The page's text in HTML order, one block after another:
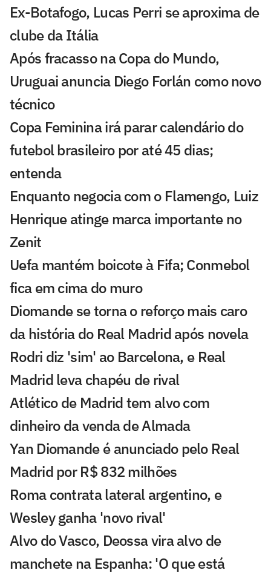
Ex-Botafogo, Lucas Perri se aproxima de
clube da Itália
Após fracasso na Copa do Mundo,
Uruguai anuncia Diego Forlán como novo
técnico
Copa Feminina irá parar calendário do
futebol brasileiro por até 45 dias;
entenda
Enquanto negocia com o Flamengo, Luiz
Henrique atinge marca importante no
Zenit
Uefa mantém boicote à Fifa; Conmebol
fica em cima do muro
Diomande se torna o reforço mais caro
da história do Real Madrid após novela
Rodri diz 'sim' ao Barcelona, e Real
Madrid leva chapéu de rival
Atlético de Madrid tem alvo com
dinheiro da venda de Almada
Yan Diomande é anunciado pelo Real
Madrid por R$ 832 milhões
Roma contrata lateral argentino, e
Wesley ganha 'novo rival'
Alvo do Vasco, Deossa vira alvo de
manchete na Espanha: 'O que está